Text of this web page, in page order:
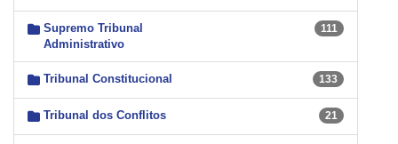
Supremo Tribunal
Administrativo
111
Tribunal Constitucional 133
Tribunal dos Conflitos 21